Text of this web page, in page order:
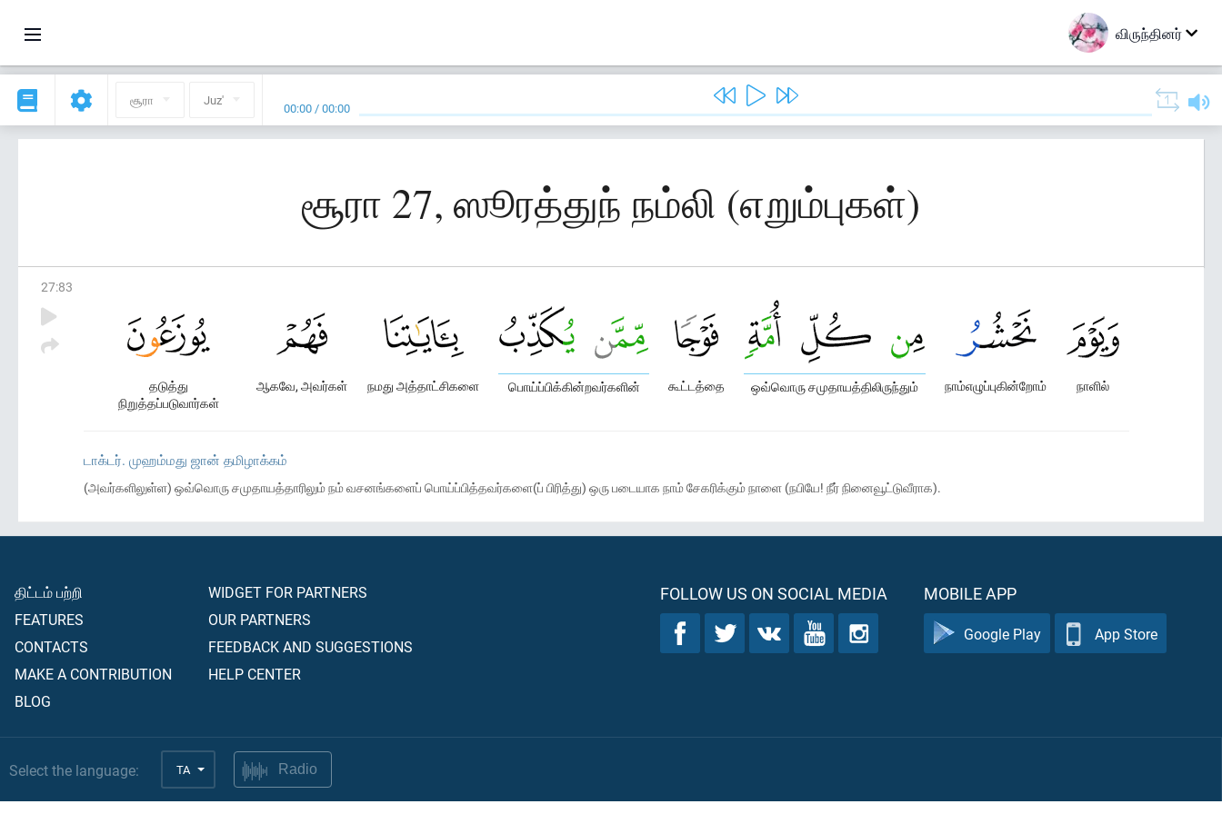
விருந்தினர்
சூரா Juz' 00:00 /00:00
சூரா 27, ஸூரத்துந் நம்லி (எறும்புகள்)
27:83
நாளில்
நாம்எழுப்புகின்றோம்
ஒவ்வொரு சமுதாயத்திலிருந்தும்
கூட்டத்தை
பொய்ப்பிக்கின்றவர்களின்
நமது அத்தாட்சிகளை
ஆகவே, அவர்கள்
தடுத்து
நிறுத்தப்படுவார்கள்
டாக்டர். முஹம்மது ஜான் தமிழாக்கம்
(அவர்களிலுள்ள) ஒவ்வொரு சமுதாயத்தாரிலும் நம் வசனங்களைப் பொய்ப்பித்தவர்களை(ப் பிரித்து) ஒரு படையாக நாம் சேகரிக்கும் நாளை (நபியே! நீர் நினைவூட்டுவீராக).
திட்டம் பற்றி
FEATURES
CONTACTS
MAKE A CONTRIBUTION
BLOG
WIDGET FOR PARTNERS
OUR PARTNERS
FEEDBACK AND SUGGESTIONS
HELP CENTER
FOLLOW US ON SOCIAL MEDIA MOBILE APP
Google Play App Store
Select the language: TA Radio